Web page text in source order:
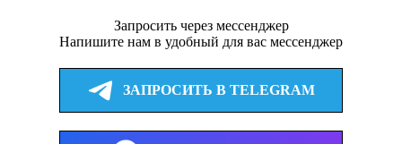
Запросить через мессенджер
Напишите нам в удобный для вас мессенджер
ЗАПРОСИТЬ В TELEGRAM